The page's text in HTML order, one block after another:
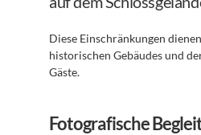
Diese Einschränkungen
historischen Gebäudes und
Gäste.
Fotografische